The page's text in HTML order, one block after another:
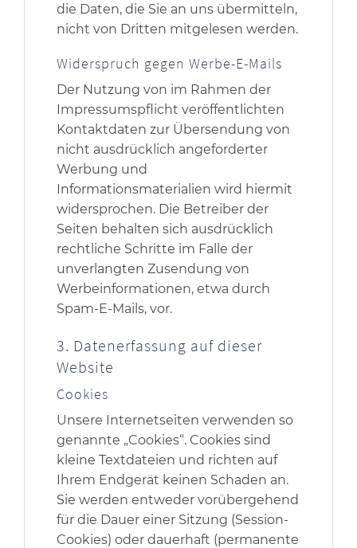
die Daten, die Sie an uns übermitteln,
nicht von Dritten mitgelesen werden.
Widerspruch gegen Werbe-E-Mails
Der Nutzung von im Rahmen der
Impressumspflicht veröffentlichten
Kontaktdaten zur Übersendung von
nicht ausdrücklich angeforderter
Werbung und
Informationsmaterialien wird hiermit
widersprochen. Die Betreiber der
Seiten behalten sich ausdrücklich
rechtliche Schritte im Falle der
unverlangten Zusendung von
Werbeinformationen, etwa durch
Spam-E-Mails, vor.
3. Datenerfassung auf dieser
Website
Cookies
Unsere Internetseiten verwenden so
genannte „Cookies“. Cookies sind
kleine Textdateien und richten auf
Ihrem Endgerät keinen Schaden an.
Sie werden entweder vorübergehend
für die Dauer einer Sitzung (Session-
Cookies) oder dauerhaft (permanente